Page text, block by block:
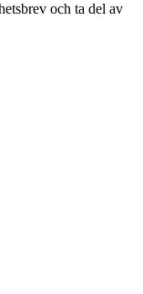
och ta del av